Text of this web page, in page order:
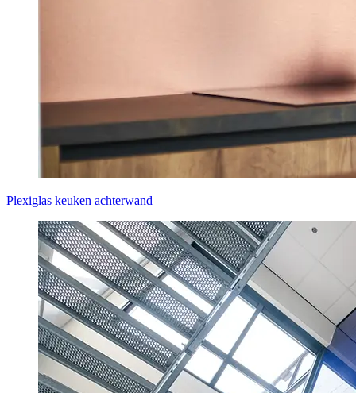
Plexiglas keuken achterwand